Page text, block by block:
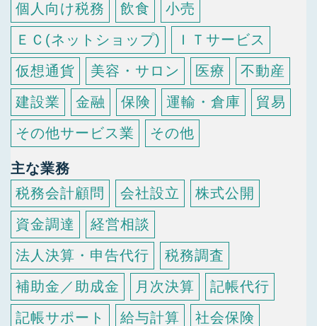
個人向け税務
飲食
小売
ＥＣ(ネットショップ)
ＩＴサービス
仮想通貨
美容・サロン 医療
不動産
建設業
金融 保険 運輸・倉庫
貿易
その他サービス業
その他
主な業務
税務会計顧問
会社設立
株式公開
資金調達
経営相談
法人決算・申告代行
税務調査
補助金／助成金
月次決算
記帳代行
記帳サポート
給与計算
社会保険